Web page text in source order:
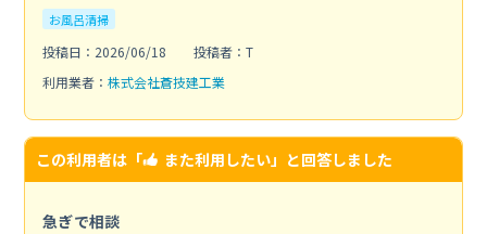
お風呂清掃
投稿日：2026/06/18
投稿者：T
利用業者： 株式会社蒼技建工業
この利用者は「 また利用したい」と回答しました
急ぎで相談